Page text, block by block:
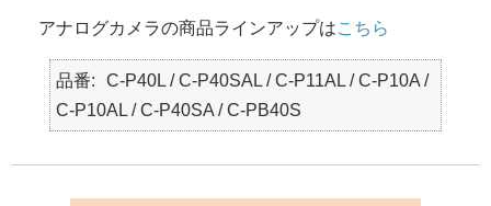
アナログカメラの商品ラインアップはこちら
品番
C-P40L / C-P40SAL / C-P11AL / C-P10A /
C-P10AL / C-P40SA / C-PB40S